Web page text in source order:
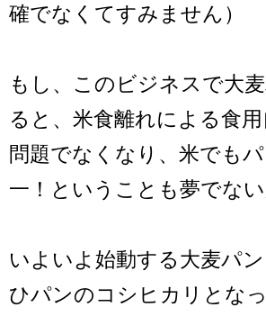
確でなくてすみません）
もし、このビジネスで大
ると、米食離れによる食
問題でなくなり、米でも
一！ということも夢でない
いよいよ始動する大麦パ
ひパンのコシヒカリとな